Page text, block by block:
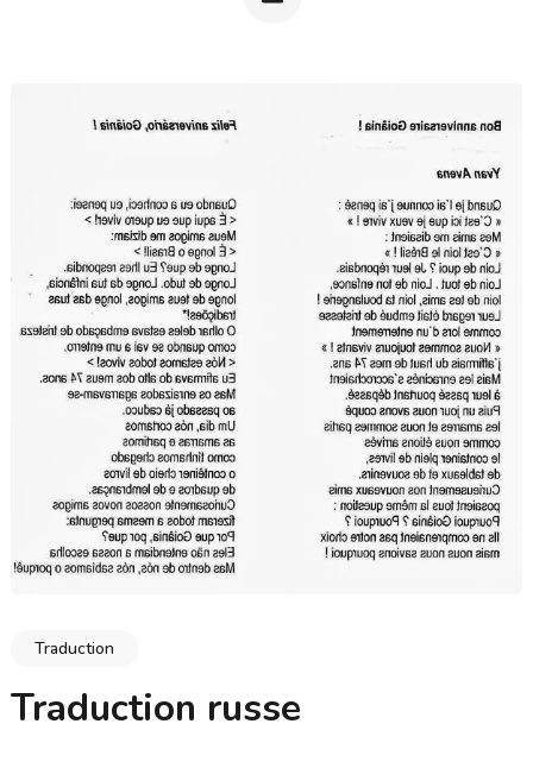
Traduction
Traduction russe